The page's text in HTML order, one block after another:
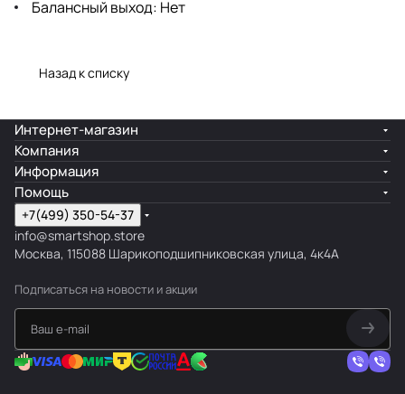
Балансный выход: Нет
Назад к списку
Интернет-магазин
Компания
Информация
Помощь
+7(499) 350-54-37
info@smartshop.store
Москва, 115088 Шарикоподшипниковская улица, 4к4А
Подписаться на новости и акции